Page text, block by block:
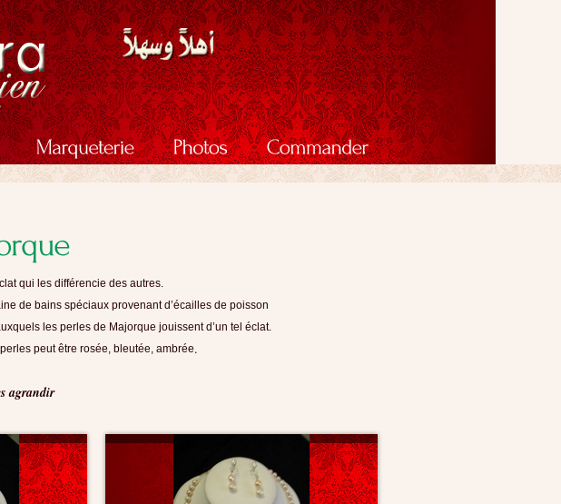
qui les différencie des autres.
de bains spéciaux provenant d’écailles de poisson
les perles de Majorque jouissent d’un tel éclat.
peut être rosée, bleutée, ambrée.
agrandir